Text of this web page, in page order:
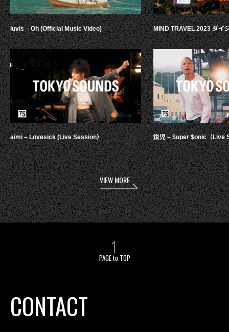
luvis – Oh (Official Music Video)
aimi – Lovesick (Live Session）
MIND TRAVEL 2023 ダイ
鋭児 – $uper $onic（Live
VIEW MORE
PAGE to TOP
CONTACT